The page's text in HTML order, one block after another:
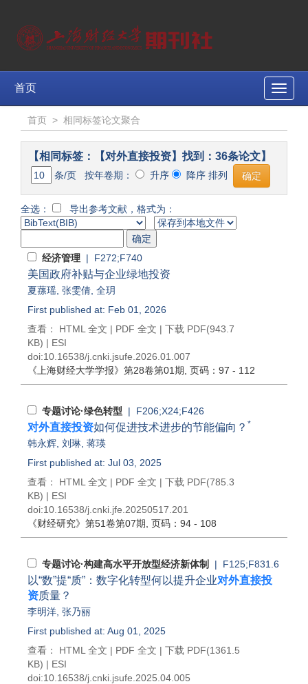
Toggle
首页
首页 > 相同标签论文聚合
【相同标签：【对外直接投资】找到：36条论文】
条/页 按年卷期： 升序 降序 排列
全选： 导出参考文献，格式为：
经济管理 | F272;F740
美国政府补贴与企业绿地投资
夏蓀瑶 张雯倩 全玥
First published at: Feb 01, 2026
查看： HTML 全文 | PDF 全文 | 下载 PDF(943.7
KB) | ESI
doi:10.16538/j.cnki.jsufe.2026.01.007
《上海财经大学学报》 第28卷第01期 , 页码：97 - 112
专题讨论·绿色转型 | F206;X24;F426
对外直接投资如何促进技术进步的节能偏向？ *
韩永辉 刘琳 蒋瑛
First published at: Jul 03, 2025
查看： HTML 全文 | PDF 全文 | 下载 PDF(785.3
KB) | ESI
doi:10.16538/j.cnki.jfe.20250517.201
《财经研究》 第51卷第07期 , 页码：94 - 108
专题讨论·构建高水平开放型经济新体制 | F125;F831.6
以“数”提“质”：数字化转型何以提升企业对外直接投
资质量？
李明洋 张乃丽
First published at: Aug 01, 2025
查看： HTML 全文 | PDF 全文 | 下载 PDF(1361.5
KB) | ESI
doi:10.16538/j.cnki.jsufe.2025.04.005